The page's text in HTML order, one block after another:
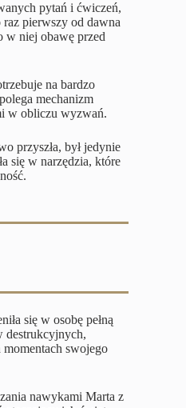
pytań i ćwiczeń,
raz pierwszy od dawna
w niej obawę przed
na bardzo
mechanizm
w obliczu wyzwań.
przyszła, był jedynie
się w narzędzia, które
się w osobę pełną
destrukcyjnych,
swojego
nawykami Marta z